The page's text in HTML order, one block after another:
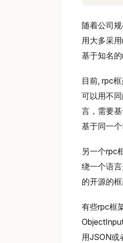
随着公司
用大多采
基于知名的
目前, rpc
可以用不
言，需要
基于同一
另一个rpc
绕一个语
的开源的
有些rpc框
用JSON或